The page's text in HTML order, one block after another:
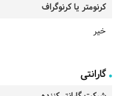
کرنومتر یا کرنوگراف
خیر
گارانتی